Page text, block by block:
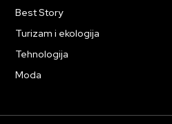
Best Story
Turizam i ekologija
Tehnologija
Moda